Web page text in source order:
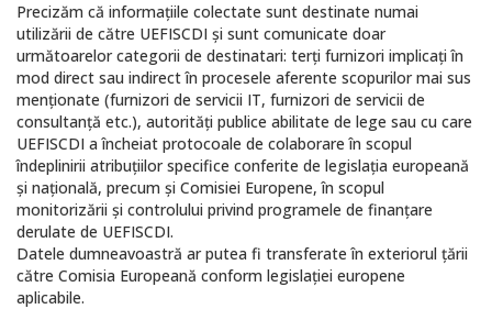
Precizăm că informațiile colectate sunt destinate numai
utilizării de către UEFISCDI și sunt comunicate doar
următoarelor categorii de destinatari: terți furnizori implicați în
mod direct sau indirect în procesele aferente scopurilor mai sus
menționate (furnizori de servicii IT, furnizori de servicii de
consultanță etc.), autorități publice abilitate de lege sau cu care
UEFISCDI a încheiat protocoale de colaborare în scopul
îndeplinirii atribuțiilor specifice conferite de legislația europeană
și națională, precum și Comisiei Europene, în scopul
monitorizării și controlului privind programele de finanțare
derulate de UEFISCDI.
Datele dumneavoastră ar putea fi transferate în exteriorul țării
către Comisia Europeană conform legislației europene
aplicabile.